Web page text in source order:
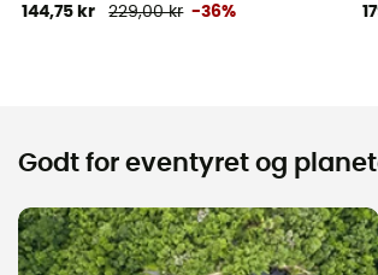
144,75 kr 229,00 kr -36%
Godt for eventyret og